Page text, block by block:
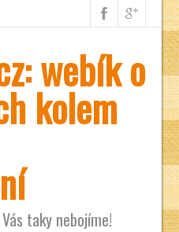
webík o
kolem
taky nebojíme!